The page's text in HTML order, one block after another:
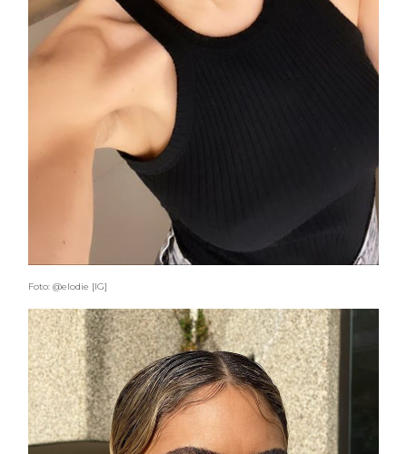
Foto: @elodie [IG]